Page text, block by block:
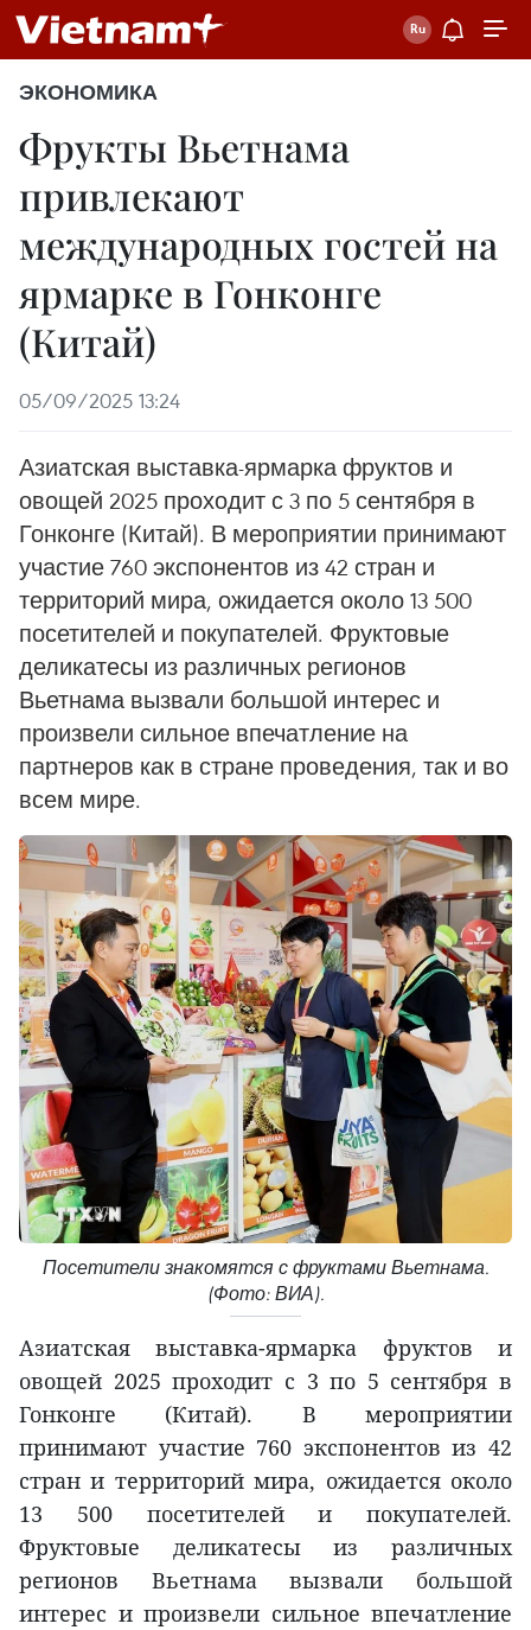
ЭКОНОМИКА
Фрукты Вьетнама
привлекают
международных гостей на
ярмарке в Гонконге
(Китай)
05/09/2025 13:24
Азиатская выставка-ярмарка фруктов и
овощей 2025 проходит с 3 по 5 сентября в
Гонконге (Китай). В мероприятии принимают
участие 760 экспонентов из 42 стран и
территорий мира, ожидается около 13 500
посетителей и покупателей. Фруктовые
деликатесы из различных регионов
Вьетнама вызвали большой интерес и
произвели сильное впечатление на
партнеров как в стране проведения, так и во
всем мире.
Посетители знакомятся с фруктами Вьетнама.
(Фото: ВИА).
Азиатская выставка-ярмарка фруктов и
овощей 2025 проходит с 3 по 5 сентября в
Гонконге (Китай). В мероприятии
принимают участие 760 экспонентов из 42
стран и территорий мира, ожидается около
13 500 посетителей и покупателей.
Фруктовые деликатесы из различных
регионов Вьетнама вызвали большой
интерес и произвели сильное впечатление